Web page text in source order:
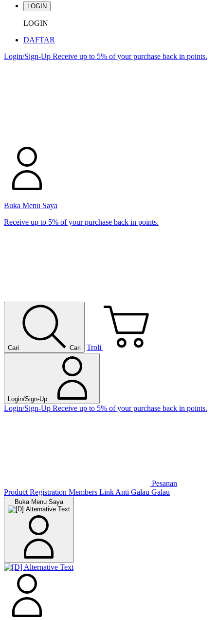
LOGIN
LOGIN
DAFTAR
Login/Sign-Up Receive up to 5% of your purchase back in points.
Buka Menu Saya
Receive up to 5% of your purchase back in points.
Cari Cari Troli
Login/Sign-Up
Login/Sign-Up Receive up to 5% of your purchase back in points.
Pesanan
Product Registration Members Link Anti Galau Galau
Buka Menu Saya